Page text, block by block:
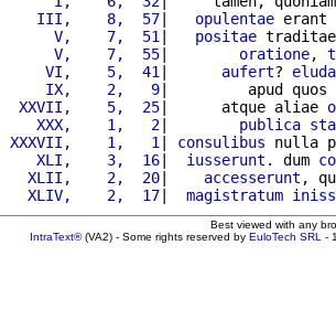
    III,    8,  57
| opulentae erant
      V,    7,  51
| positae
      V,    7,  55
| oratione,
     VI,    5,  41
| aufert?
     IX,    2,   9
|         apud
  XXVII,    5,  25
|      atque aliae
    XXX,    1,   2
| publica
XXXVII,    1,   1 | consulibus nulla
    XLI,    3,  16
| iusserunt . dum
   XLII,    2,  20
| accesserunt ,
   XLIV,    2,  17
| magistratum
Best viewed with any
IntraText®(VA2) - Some rights reserved by EuloTech SRL -